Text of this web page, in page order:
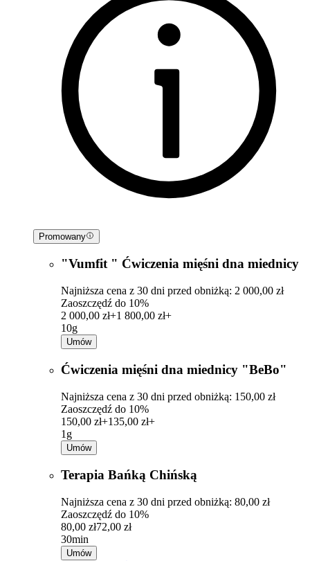
Promowany
"Vumfit " Ćwiczenia mięśni dna miednicy
Najniższa cena z 30 dni przed obniżką: 2 000,00 zł
Zaoszczędź do 10%
2 000,00 zł+1 800,00 zł+
10g
Umów
Ćwiczenia mięśni dna miednicy "BeBo"
Najniższa cena z 30 dni przed obniżką: 150,00 zł
Zaoszczędź do 10%
150,00 zł+135,00 zł+
1g
Umów
Terapia Bańką Chińską
Najniższa cena z 30 dni przed obniżką: 80,00 zł
Zaoszczędź do 10%
80,00 zł72,00 zł
30min
Umów